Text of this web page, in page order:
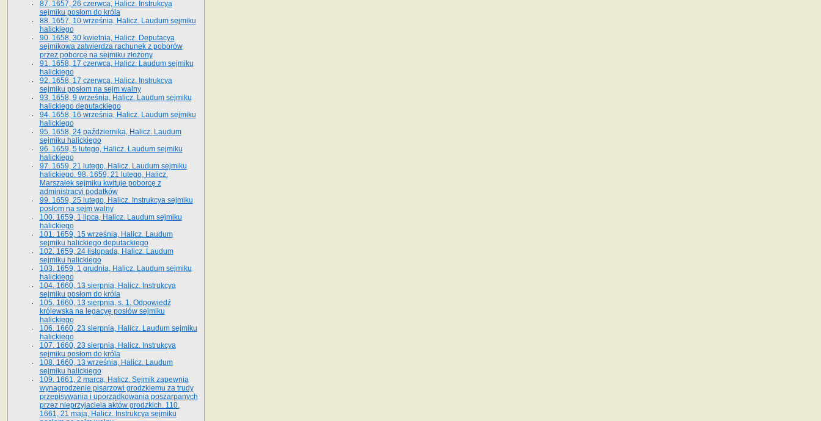
87. 1657, 26 czerwca, Halicz. Instrukcya
sejmiku posłom do króla
88. 1657, 10 września, Halicz. Laudum sejmiku
halickiego
90. 1658, 30 kwietnia, Halicz. Deputacya
sejmikowa zatwierdza rachunek z poborów
przez poborcę na sejmiku złożony
91. 1658, 17 czerwca, Halicz. Laudum sejmiku
halickiego
92. 1658, 17 czerwca, Halicz. Instrukcya
sejmiku posłom na sejm walny
93. 1658, 9 września, Halicz. Laudum sejmiku
halickiego deputackiego
94. 1658, 16 września, Halicz. Laudum sejmiku
halickiego
95. 1658, 24 października, Halicz. Laudum
sejmiku halickiego
96. 1659, 5 lutego, Halicz. Laudum sejmiku
halickiego
97. 1659, 21 lutego, Halicz. Laudum sejmiku
halickiego. 98. 1659, 21 lutego, Halicz.
Marszałek sejmiku kwituje poborcę z
administracyi podatków
99. 1659, 25 lutego, Halicz. Instrukcya sejmiku
posłom na sejm walny
100. 1659, 1 lipca, Halicz. Laudum sejmiku
halickiego
101. 1659, 15 września, Halicz. Laudum
sejmiku halickiego deputackiego
102. 1659, 24 listopada, Halicz. Laudum
sejmiku halickiego
103. 1659, 1 grudnia, Halicz. Laudum sejmiku
halickiego
104. 1660, 13 sierpnia, Halicz. Instrukcya
sejmiku posłom do króla
105. 1660, 13 sierpnia, s. 1. Odpowiedź
królewska na legacyę posłów sejmiku
halickiego
106. 1660, 23 sierpnia, Halicz. Laudum sejmiku
halickiego
107. 1660, 23 sierpnia, Halicz. Instrukcya
sejmiku posłom do króla
108. 1660, 13 września, Halicz. Laudum
sejmiku halickiego
109. 1661, 2 marca, Halicz. Sejmik zapewnia
wynagrodzenie pisarzowi grodzkiemu za trudy
przepisywania i uporządkowania poszarpanych
przez nieprzyjaciela aktów grodzkich. 110.
1661, 21 maja, Halicz. Instrukcya sejmiku